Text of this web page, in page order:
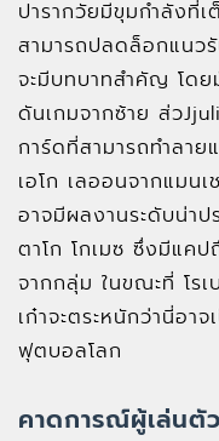
ปารากวัยมีขุมกำลังที่
สามารถปลดล็อกแนว
จะมีบทบาทสำคัญ โดย
ดันเกมจากซ้าย ส่ว
การ์ดที่สามารถทำลา
เอโก เลออนจากแมน
อาจมีผลงานระดับน่า
ตาโก โกเมซ ซึ่งมีแค
จากกลุ่ม ในขณะที่ โร
เก๋าจะตระหนักว่านี่อาจ
ฟุตบอลโลก
คาดการณ์ผู้เล่นตั